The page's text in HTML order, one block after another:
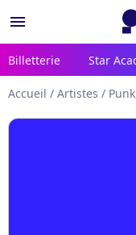
menu
Billetterie Star
Accueil / Artistes /